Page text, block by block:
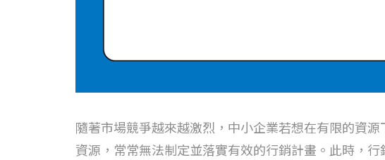
隨著市場競爭越來越激烈，中小企業若想在有限的資
資源，常常無法制定並落實有效的行銷計畫。此時，